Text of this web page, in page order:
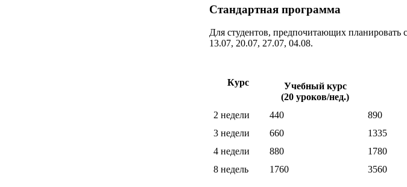
Стандартная программа
Для студентов, предпочитающих планировать
13.07, 20.07, 27.07, 04.08.
Курс
Учебный курс
(20 уроков/нед.)
2 недели 440
890
3 недели
660
1335
4 недели
880
1780
8 недель
1760 3560